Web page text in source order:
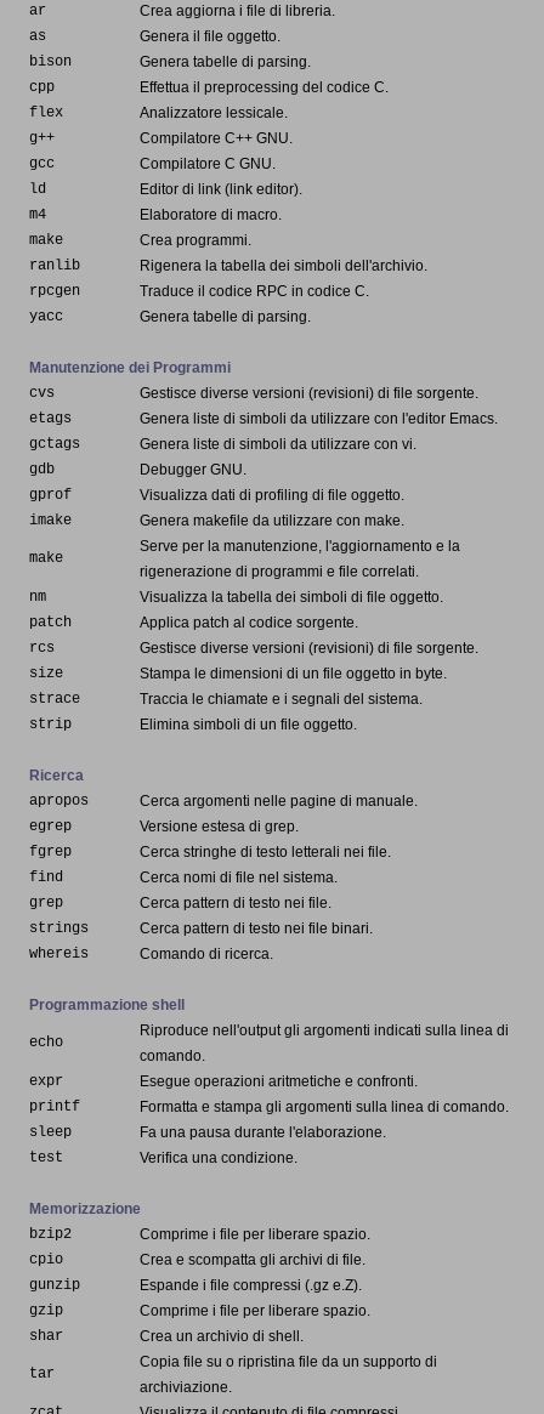
ar
Crea aggiorna i file di libreria.
as
Genera il file oggetto.
bison
Genera tabelle di parsing.
cpp
Effettua il preprocessing del codice C.
flex
Analizzatore lessicale.
g++
Compilatore C++ GNU.
gcc
Compilatore C GNU.
ld
Editor di link (link editor).
m4
Elaboratore di macro.
make
Crea programmi.
ranlib
Rigenera la tabella dei simboli dell'archivio.
rpcgen
Traduce il codice RPC in codice C.
yacc
Genera tabelle di parsing.
Manutenzione dei Programmi
cvs
Gestisce diverse versioni (revisioni) di file sorgente.
etags
Genera liste di simboli da utilizzare con l'editor Emacs.
gctags
Genera liste di simboli da utilizzare con vi.
gdb
Debugger GNU.
gprof
Visualizza dati di profiling di file oggetto.
imake
Genera makefile da utilizzare con make.
make
Serve per la manutenzione, l'aggiornamento e la
rigenerazione di programmi e file correlati.
nm
Visualizza la tabella dei simboli di file oggetto.
patch
Applica patch al codice sorgente.
rcs
Gestisce diverse versioni (revisioni) di file sorgente.
size
Stampa le dimensioni di un file oggetto in byte.
strace
Traccia le chiamate e i segnali del sistema.
strip
Elimina simboli di un file oggetto.
Ricerca
apropos
Cerca argomenti nelle pagine di manuale.
egrep
Versione estesa di grep.
fgrep
Cerca stringhe di testo letterali nei file.
find
Cerca nomi di file nel sistema.
grep
Cerca pattern di testo nei file.
strings
Cerca pattern di testo nei file binari.
whereis
Comando di ricerca.
Programmazione shell
echo
Riproduce nell'output gli argomenti indicati sulla linea di
comando.
expr
Esegue operazioni aritmetiche e confronti.
printf
Formatta e stampa gli argomenti sulla linea di comando.
sleep
Fa una pausa durante l'elaborazione.
test
Verifica una condizione.
Memorizzazione
bzip2
Comprime i file per liberare spazio.
cpio
Crea e scompatta gli archivi di file.
gunzip
Espande i file compressi (.gz e.Z).
gzip
Comprime i file per liberare spazio.
shar
Crea un archivio di shell.
tar
Copia file su o ripristina file da un supporto di
archiviazione.